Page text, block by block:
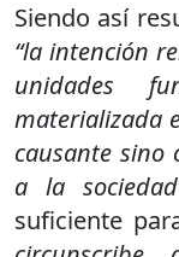
Siendo así
“la intención
unidades
materializada
causante sino
a la
suficiente